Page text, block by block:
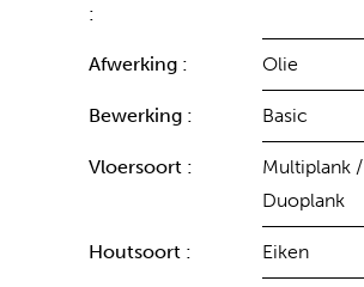
:
Afwerking : Olie
Bewerking : Basic
Vloersoort :
Multiplank /
Duoplank
Houtsoort : Eiken